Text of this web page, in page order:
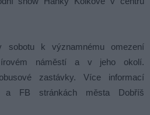
sobotu k významnému omezení
náměstí a v jeho okolí.
zastávky. Více informací
a FB stránkách města Dobříš